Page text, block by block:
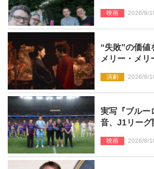
映画 2026/8/
“失敗”の価
メリー・メリ
演劇 2026/8/
実写『ブルー
音、J1リーグ
映画 2026/8/